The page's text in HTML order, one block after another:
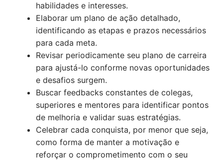
habilidades e interesses.
Elaborar um plano de ação detalhado,
identificando as etapas e prazos necessários
para cada meta.
Revisar periodicamente seu plano de carreira
para ajustá-lo conforme novas oportunidades
e desafios surgem.
Buscar feedbacks constantes de colegas,
superiores e mentores para identificar pontos
de melhoria e validar suas estratégias.
Celebrar cada conquista, por menor que seja,
como forma de manter a motivação e
reforçar o comprometimento com o seu